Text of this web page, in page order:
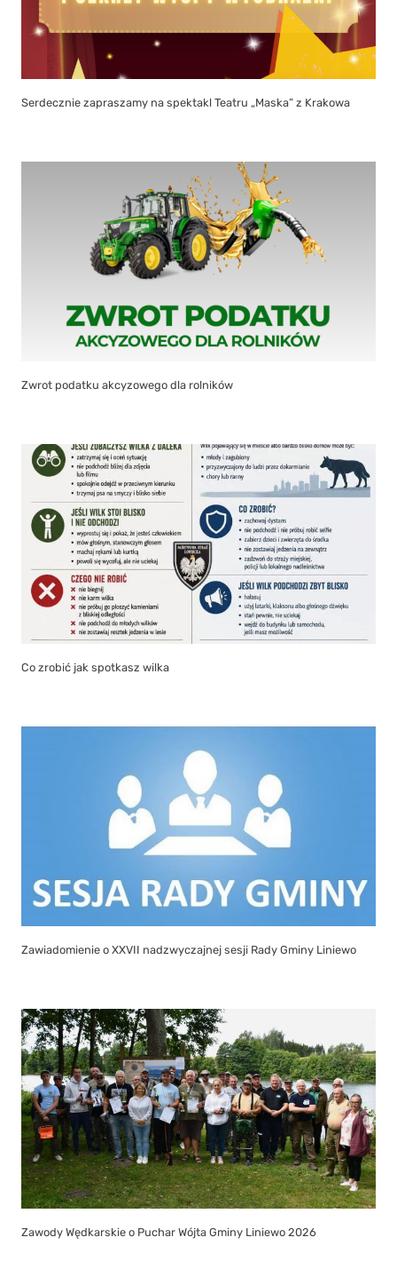
Serdecznie zapraszamy na spektakl Teatru „Maska” z Krakowa
Zwrot podatku akcyzowego dla rolników
Co zrobić jak spotkasz wilka
Zawiadomienie o XXVII nadzwyczajnej sesji Rady Gminy Liniewo
Zawody Wędkarskie o Puchar Wójta Gminy Liniewo 2026